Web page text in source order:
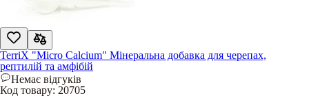
TerriX "Micro Calcium" Мінеральна добавка для черепах,
рептилій та амфібій
Немає відгуків
Код товару: 20705